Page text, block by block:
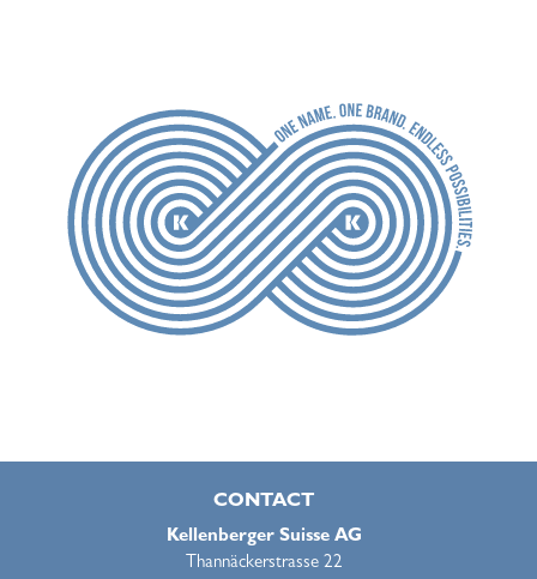
CONTACT
Kellenberger Suisse AG
Thannäckerstrasse 22